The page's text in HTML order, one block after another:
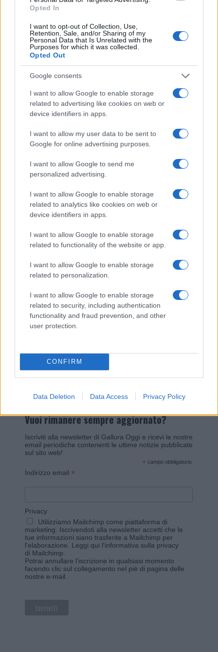
Opted In
I want to opt-out of Collection, Use,
Retention, Sale, and/or Sharing of my
Personal Data that Is Unrelated with the
Purposes for which it was collected.
Opted Out
Google consents
I want to allow Google to enable storage
related to advertising like cookies on web or
device identifiers in apps.
I want to allow my user data to be sent to
Google for online advertising purposes.
I want to allow Google to send me
personalized advertising.
I want to allow Google to enable storage
related to analytics like cookies on web or
device identifiers in apps.
I want to allow Google to enable storage
related to functionality of the website or app.
I want to allow Google to enable storage
related to personalization.
I want to allow Google to enable storage
related to security, including authentication
functionality and fraud prevention, and other
user protection.
CONFIRM
Data Deletion Data Access Privacy Policy
Martina Agostina Diturco
I nostri cari
Giovannimaria Cabras
Invia un Comunicato Stampa|Pubblicità|Segnala
Vuoi rimanere sempre aggiornato?
Iscriviti alla newsletter di Gallura Oggi e ricevi le nostre
email periodiche contenenti le ultime notizie pubblicate
sul sito web!
* campo obbligatorio
Indirizzo email *
Privacy
Utilizziamo Mailchimp come piattaforma di
marketing. Iscrivendoti alla newsletter accetti che le
tue informazioni siano trasferite a Mailchimp per
l'elaborazione. Leggi qui l'informativa sulla privacy
di Mailchimp.
Potrai annullare l'iscrizione in qualsiasi momento
facendo clic sul collegamento nel piè di pagina delle
nostre e-mail.